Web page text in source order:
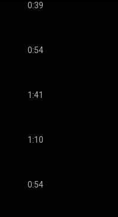
0:39
0:54
1:41
1:10
0:54